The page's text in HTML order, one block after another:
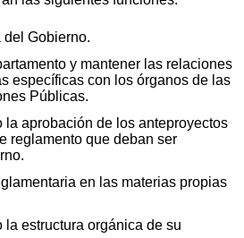
Gobierno.
y mantener las relaciones
específicas con los órganos de las
Públicas.
la aprobación de los anteproyectos
reglamento que deban ser
en las materias propias
estructura orgánica de su